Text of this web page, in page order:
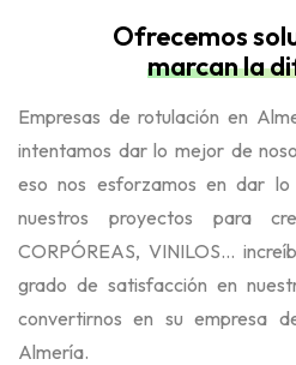
Ofrecemos
marcan la
Empresas de rotulación en
intentamos dar lo mejor de
eso nos esforzamos en dar
nuestros proyectos para
CORPÓREAS, VINILOS...
grado de satisfacción en
convertirnos en su empresa
Almería.